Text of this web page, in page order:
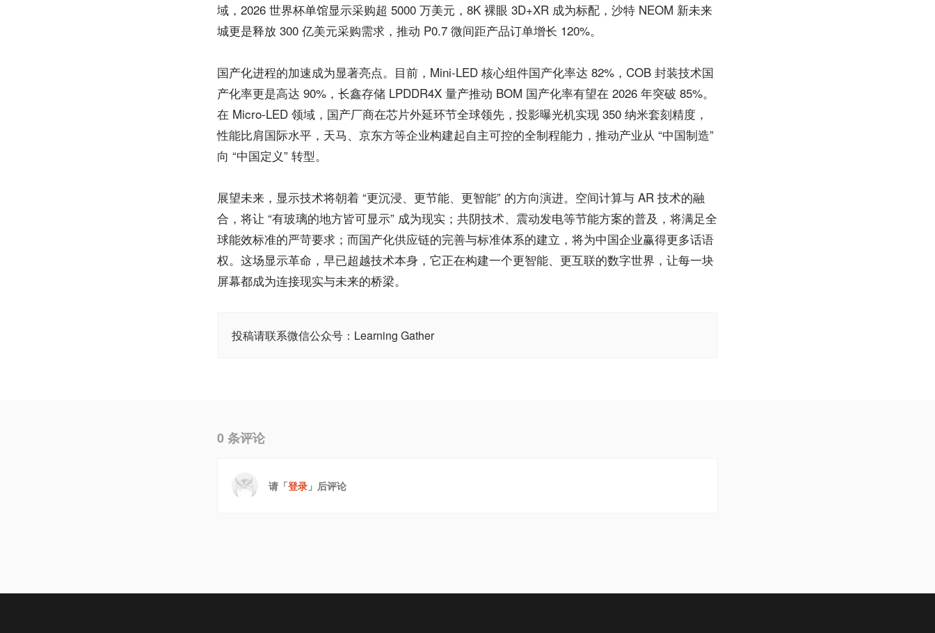
域，2026 世界杯单馆显示采购超 5000 万美元，8K 裸眼 3D+XR 成为标配，沙特 NEOM 新未来
城更是释放 300 亿美元采购需求，推动 P0.7 微间距产品订单增长 120%。
国产化进程的加速成为显著亮点。目前，Mini-LED 核心组件国产化率达 82%，COB 封装技术国
产化率更是高达 90%，长鑫存储 LPDDR4X 量产推动 BOM 国产化率有望在 2026 年突破 85%。
在 Micro-LED 领域，国产厂商在芯片外延环节全球领先，投影曝光机实现 350 纳米套刻精度，
性能比肩国际水平，天马、京东方等企业构建起自主可控的全制程能力，推动产业从 “中国制造”
向 “中国定义” 转型。
展望未来，显示技术将朝着 “更沉浸、更节能、更智能” 的方向演进。空间计算与 AR 技术的融
合，将让 “有玻璃的地方皆可显示” 成为现实；共阴技术、震动发电等节能方案的普及，将满足全
球能效标准的严苛要求；而国产化供应链的完善与标准体系的建立，将为中国企业赢得更多话语
权。这场显示革命，早已超越技术本身，它正在构建一个更智能、更互联的数字世界，让每一块
屏幕都成为连接现实与未来的桥梁。
投稿请联系微信公众号：Learning Gather
0条评论
请「登录 」后评论